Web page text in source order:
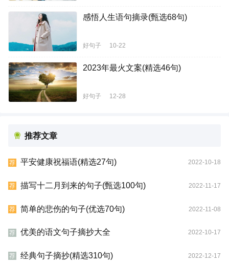
感悟人生语句摘录(甄选68句)
好句子 10-22
2023年最火文案(精选46句)
好句子 12-28
推荐文章
荐 平安健康祝福语(精选27句) 2022-10-18
荐 描写十二月到来的句子(甄选100句) 2022-11-17
荐 简单的悲伤的句子(优选70句) 2022-11-08
荐 优美的语文句子摘抄大全 2022-10-17
荐 经典句子摘抄(精选310句) 2022-12-17